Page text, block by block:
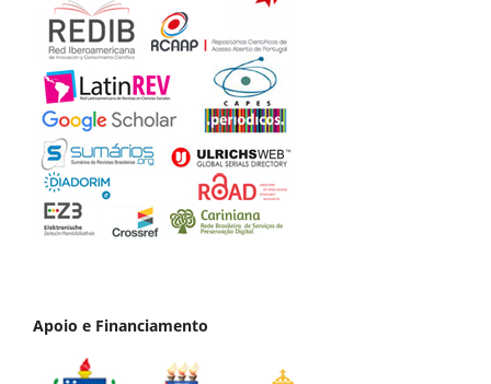
Apoio e Financiamento